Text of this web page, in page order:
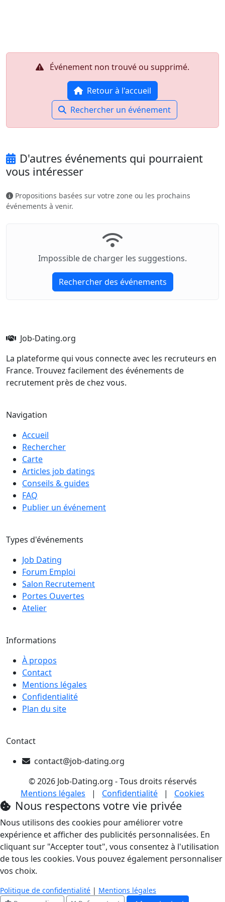
Événement non trouvé ou supprimé.
Retour à l'accueil
Rechercher un événement
D'autres événements qui pourraient
vous intéresser
Propositions basées sur votre zone ou les prochains
événements à venir.
Impossible de charger les suggestions.
Rechercher des événements
Job-Dating.org
La plateforme qui vous connecte avec les recruteurs en
France. Trouvez facilement des événements de
recrutement près de chez vous.
Navigation
Accueil
Rechercher
Carte
Articles job datings
Conseils & guides
FAQ
Publier un événement
Types d'événements
Job Dating
Forum Emploi
Salon Recrutement
Portes Ouvertes
Atelier
Informations
À propos
Contact
Mentions légales
Confidentialité
Plan du site
Contact
contact@job-dating.org
© 2026 Job-Dating.org - Tous droits réservés
Mentions légales
| Confidentialité | Cookies
Nous respectons votre vie privée
Nous utilisons des cookies pour améliorer votre
expérience et afficher des publicités personnalisées. En
cliquant sur "Accepter tout", vous consentez à l'utilisation
de tous les cookies. Vous pouvez également personnaliser
vos choix.
Politique de confidentialité | Mentions légales